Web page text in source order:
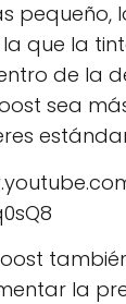
pequeño,
que la
de la
sea
la